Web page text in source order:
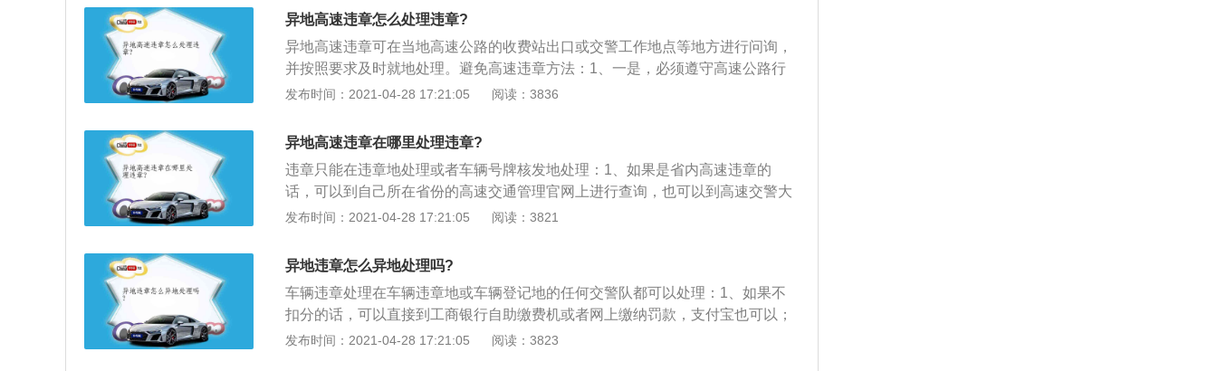
下，直接到当地高速交警部门便利窗口进行查询和处理；3、省外高速违章：如
果省外高速公路有车主超速行驶行为，还要在当地高速公路收费站出口询问、执
勤点询问，按当地要求处理。
异地高速违章怎么处理违章?
异地高速违章可在当地高速公路的收费站出口或交警工作地点等地方进行问询，
并按照要求及时就地处理。避免高速违章方法：1、一是，必须遵守高速公路行
驶的有关规定；2、二是，注意观察沿途的交通标志和标线，及时了解道路情
驶，夜间驾驶，严格控制车速，不要跟前面的车太近。
发布时间：2021-04-28 17:21:05 阅读：3836
异地高速违章在哪里处理违章?
违章只能在违章地处理或者车辆号牌核发地处理：1、如果是省内高速违章的
话，可以到自己所在省份的高速交通管理官网上进行查询，也可以到高速交警大
队便民窗口进行查询；2、若是省外高速违章，那么则可在当地高速公路的收费
章一般是属于非现场违章，可以在车辆登记地的交警部门处理高速违章。
发布时间：2021-04-28 17:21:05 阅读：3821
异地违章怎么异地处理吗?
车辆违章处理在车辆违章地或车辆登记地的任何交警队都可以处理：1、如果不
扣分的话，可以直接到工商银行自助缴费机或者网上缴纳罚款，支付宝也可以；
2、但如果有扣分，必须先去交警队确认违章行为，扣除分数后，然后才能缴纳
发布时间：2021-04-28 17:21:05 阅读：3823